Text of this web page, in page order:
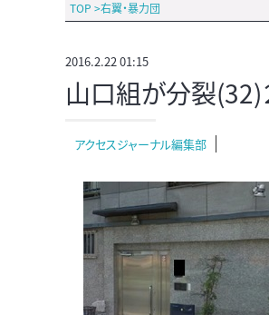
TOP >右翼・暴力団
2016.2.22 01:15
山口組が分裂(32)
アクセスジャーナル編集部